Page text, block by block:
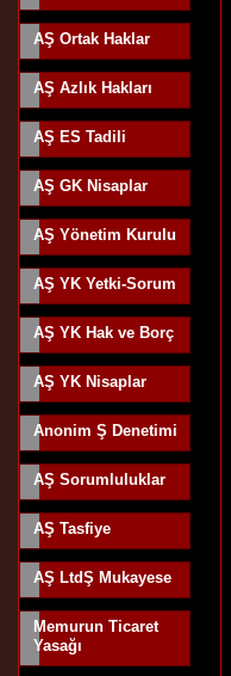
AŞ Ortak Haklar
AŞ Azlık Hakları
AŞ ES Tadili
AŞ GK Nisaplar
AŞ Yönetim Kurulu
AŞ YK Yetki-Sorum
AŞ YK Hak ve Borç
AŞ YK Nisaplar
Anonim Ş Denetimi
AŞ Sorumluluklar
AŞ Tasfiye
AŞ LtdŞ Mukayese
Memurun Ticaret
Yasağı